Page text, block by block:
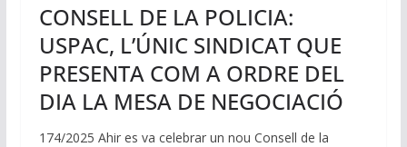
CONSELL DE LA POLICIA:
USPAC, L’ÚNIC SINDICAT QUE
PRESENTA COM A ORDRE DEL
DIA LA MESA DE NEGOCIACIÓ
174/2025 Ahir es va celebrar un nou Consell de la